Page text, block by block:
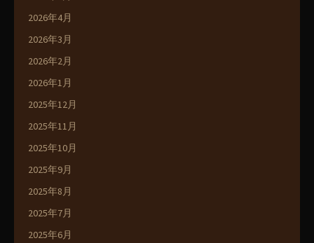
2026年4月
2026年3月
2026年2月
2026年1月
2025年12月
2025年11月
2025年10月
2025年9月
2025年8月
2025年7月
2025年6月